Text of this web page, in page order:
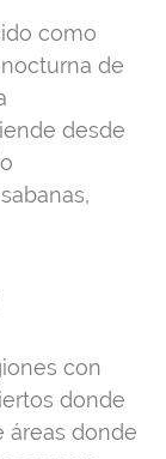
de
desde
donde
donde
para